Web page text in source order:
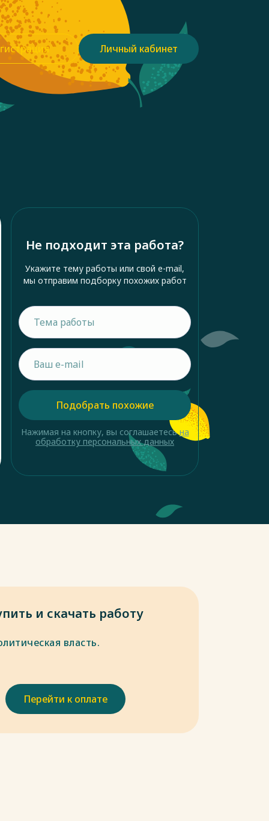
Личный кабинет
Не подходит эта работа?
Укажите тему работы или свой e-mail,
мы отправим подборку похожих работ
Подобрать похожие
Нажимая на кнопку, вы соглашаетесьна
обработку персональных данных
и скачать работу
власть.
Перейти к оплате